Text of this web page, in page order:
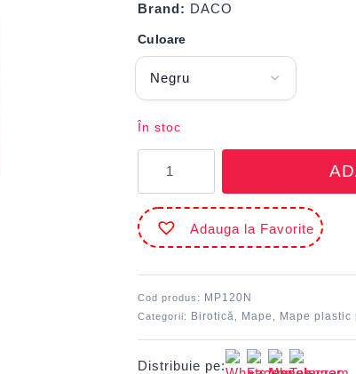
Brand: DACO
Culoare
În stoc
Mapă
plastic
plic
cu
capsă
DACO
Adauga la Favorite
Cod produs: MP120N
Categorii: Birotică Mape Mape plastic
Distribuie pe: